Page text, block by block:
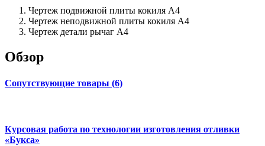
Чертеж подвижной плиты кокиля А4
Чертеж неподвижной плиты кокиля А4
Чертеж детали рычаг А4
Обзор
Сопутствующие товары (6)
Курсовая работа по технологии изготовления отливки
«Букса»